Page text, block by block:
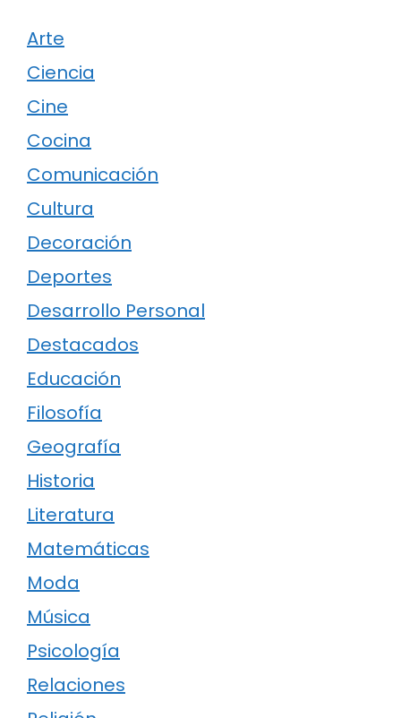
Arte
Ciencia
Cine
Cocina
Comunicación
Cultura
Decoración
Deportes
Desarrollo Personal
Destacados
Educación
Filosofía
Geografía
Historia
Literatura
Matemáticas
Moda
Música
Psicología
Relaciones